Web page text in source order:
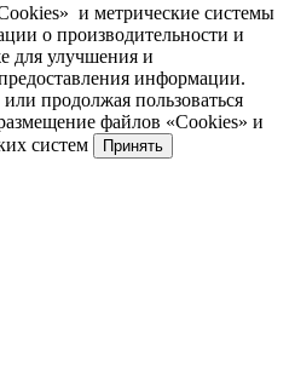
и метрические системы
о производительности и
для улучшения и
информации.
продолжая пользоваться
файлов «Cookies» и
систем
Принять